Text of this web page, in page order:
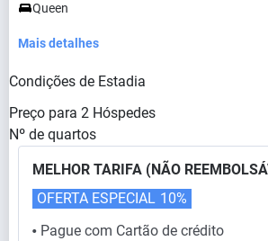
Queen
Mais detalhes
Condições de Estadia
Preço para 2 Hóspedes
Nº de quartos
MELHOR TARIFA (NÃO
⬤ Pague com Cartão de crédito
OFERTA ESPECIAL 10%